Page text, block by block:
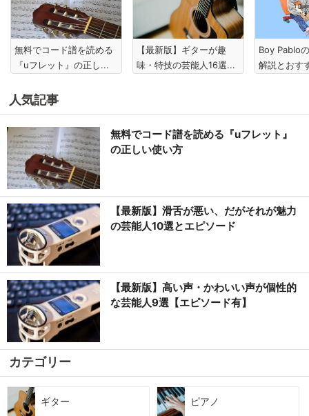
無料でコード譜を読める
『uフレット』の正し...
【最新版】ギターが趣
味・特技の芸能人16選...
Boy Pablo
解説とおす
人気記事
無料でコード譜を読める『uフレット』
の正しい使い方
【最新版】滑舌が悪い、だがそれが魅力
の芸能人10選とエピソード
【最新版】高い声・かわいい声が個性的
な芸能人9選【エピソード有】
カテゴリー
ギター ピアノ